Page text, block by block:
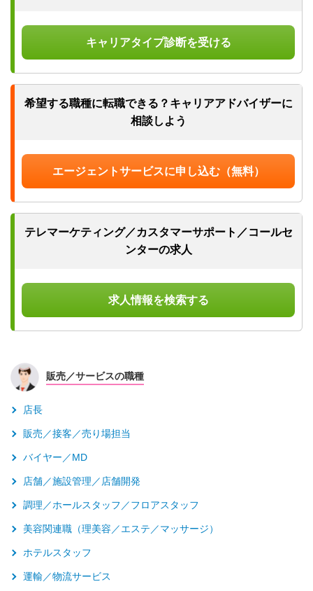
キャリアタイプ診断を受ける
希望する職種に転職できる？ キャリアアドバイザーに
相談しよう
エージェントサービスに申し込む（無料）
テレマーケティング／カスタマーサポート／コールセ
ンターの求人
求人情報を検索する
販売／サービスの職種
店長
販売／接客／売り場担当
バイヤー／MD
店舗／施設管理／店舗開発
調理／ホールスタッフ／フロアスタッフ
美容関連職（理美容／エステ／マッサージ）
ホテルスタッフ
運輸／物流サービス